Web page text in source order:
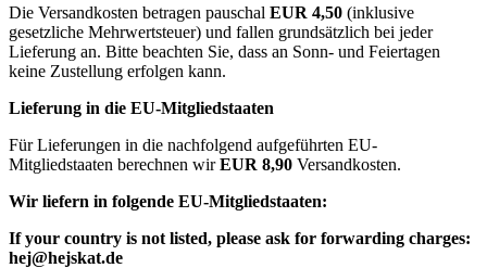
Die Versandkosten betragen pauschal EUR 4,50 (inklusive
gesetzliche Mehrwertsteuer) und fallen grundsätzlich bei jeder
Lieferung an. Bitte beachten Sie, dass an Sonn- und Feiertagen
keine Zustellung erfolgen kann.
Lieferung in die EU-Mitgliedstaaten
Für Lieferungen in die nachfolgend aufgeführten EU-
Mitgliedstaaten berechnen wirEUR 8,90 Versandkosten.
Wir liefern in folgende EU-Mitgliedstaaten:
If your country is not listed, please ask for forwarding charges:
hej@hejskat.de